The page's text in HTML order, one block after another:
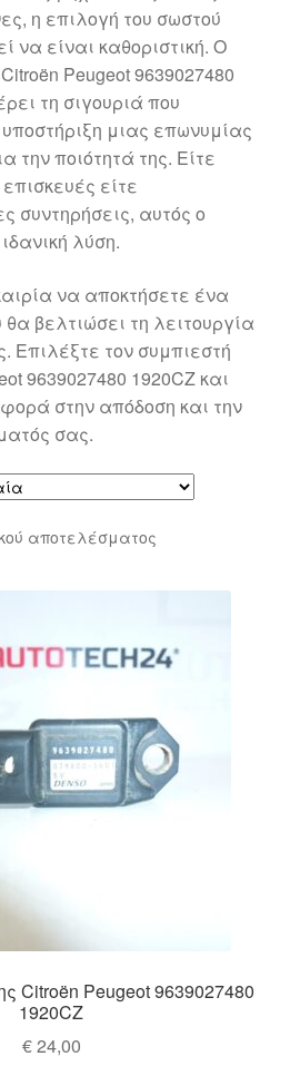
η επιλογή του σωστού
να είναι καθοριστική. Ο
Peugeot 9639027480
τη σιγουριά που
μιας επωνυμίας
την ποιότητά της. Είτε
είτε
συντηρήσεις, αυτός ο
λύση.
να αποκτήσετε ένα
θα βελτιώσει τη λειτουργία
Επιλέξτε τον συμπιεστή
9639027480 1920CZ και
στην απόδοση και την
σας.
αποτελέσματος
Citroën Peugeot 9639027480
1920CZ
€24,00